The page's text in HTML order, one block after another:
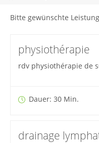
Bitte gewünschte
physiothérapie
rdv physiothérapie de
Dauer: 30 Min.
drainage